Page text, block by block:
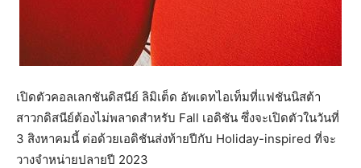
เปิดตัวคอลเลกชันดิสนีย์ ลิมิเต็ด อัพเดทไอเท็มที่แฟชันนิสต้า
สาวกดิสนีย์ต้องไม่พลาดสำหรับ Fall เอดิชัน ซึ่งจะเปิดตัวในวันที่
3 สิงหาคมนี้ ต่อด้วยเอดิชันส่งท้ายปีกับ Holiday-inspired ที่จะ
วางจำหน่ายปลายปี 2023